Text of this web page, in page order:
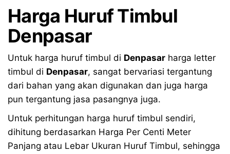
Harga Huruf Timbul
Denpasar
Untuk harga huruf timbul di Denpasar harga letter
timbul di Denpasar, sangat bervariasi tergantung
dari bahan yang akan digunakan dan juga harga
pun tergantung jasa pasangnya juga.
Untuk perhitungan harga huruf timbul sendiri,
dihitung berdasarkan Harga Per Centi Meter
Panjang atau Lebar Ukuran Huruf Timbul, sehingga